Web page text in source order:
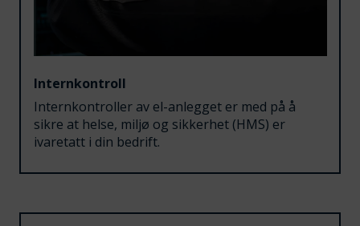
Internkontroll
Internkontroller av el-anlegget er med på å
sikre at helse, miljø og sikkerhet (HMS) er
ivaretatt i din bedrift.